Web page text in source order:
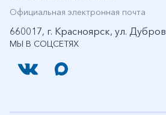
МЫ В СОЦСЕТЯХ
Официальная электронная почта
660017, г. Красноярск, ул.